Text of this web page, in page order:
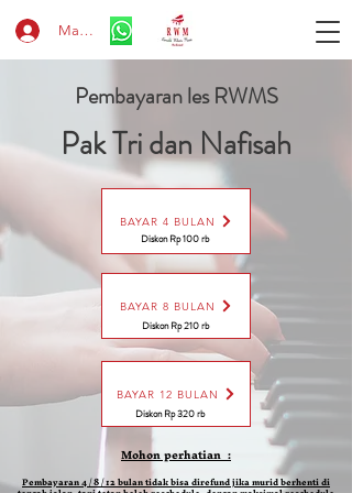
Masuk
Pembayaran les RWMS
Pak Tri dan Nafisah
BAYAR 4 BULAN
Diskon Rp 100 rb
BAYAR 8 BULAN
Diskon Rp 210 rb
BAYAR 12 BULAN
Diskon Rp 320 rb
Mohon perhatian :
Pembayaran 4 / 8 / 12 bulan tidak bisa direfund jika murid berhenti di